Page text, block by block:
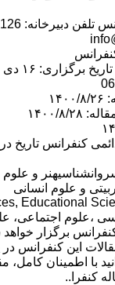
دبیرخانه: 77912126-021
۱۶ دی ۱۴۰۰
۸/۲۸
کنفرانس تاریخ درج
و علوم
و علوم انسانی
Educational
برگزار
این کنفرانس
با اطمینان کامل،
کنفرا..